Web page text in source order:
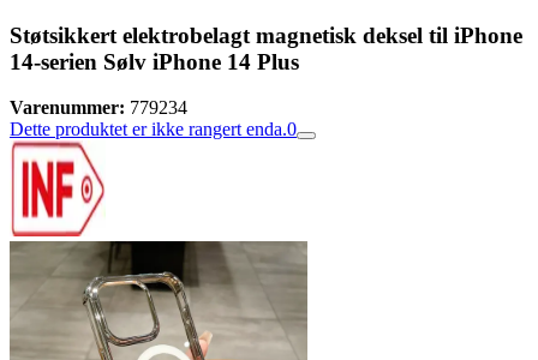
Støtsikkert elektrobelagt magnetisk deksel til iPhone
14-serien Sølv iPhone 14 Plus
Varenummer: 779234
Dette produktet er ikke rangert enda.0